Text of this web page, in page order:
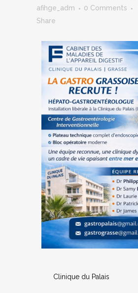
afihge_adm
0 Comments
Share
Clinique du Palais